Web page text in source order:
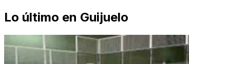
Lo último en Guijuelo